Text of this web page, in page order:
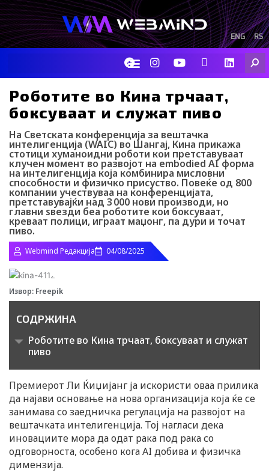
Skip
to
content
RS
ENG
F
a
c
e
b
o
o
k
I
n
s
a
g
r
a
m
Y
o
u
u
b
e
I
c
o
t
i
k
-
t
i
k
t
o
k
-
i
L
i
n
Роботите во Кина трчаат,
боксуваат и служат пиво
На Светската конференција за вештачка
интелигенција (WAIC) во Шангај, Кина прикажа
стотици хуманоидни роботи кои претставуваат
клучен момент во развојот на embodied AI форма
на интелигенција која комбинира мисловни
способности и физичко присуство. Повеќе од 800
компании учествуваа на конференцијата,
претставувајќи над 3 000 нови производи, но
главни ѕвезди беа роботите кои боксуваат,
креваат полици, играат маџонг, па дури и точат
пиво.
Webmind Редакција 04/08/2025
Извор: Freepik
СОДРЖИНА
Роботите во Кина трчаат, боксуваат и служат
пиво
Премиерот Ли Ќиџијанг ја искористи оваа прилика
да најави основање на нова организација која ќе се
занимава со заедничка регулација на развојот на
вештачката интелигенција. Тој нагласи дека
иновациите мора да одат рака под рака со
одговорноста, особено кога AI добива и физичка
димензија.